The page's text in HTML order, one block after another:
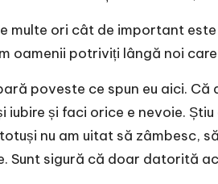
multe ori cât de important
oamenii potriviți lângă noi
poveste ce spun eu aici.
iubire și faci orice e nevoie.
nu am uitat să zâmbesc,
Sunt sigură că doar datorită